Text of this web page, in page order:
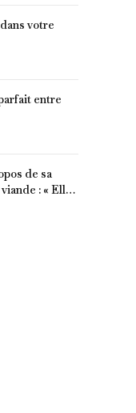
votre
entre
de sa
: « Elle
une